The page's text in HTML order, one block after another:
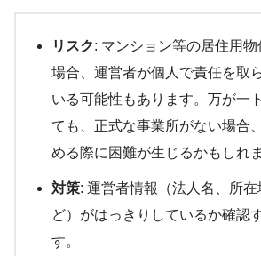
リスク: マンション等の居住用
場合、運営者が個人で責任を取
いる可能性もあります。万が一
ても、正式な事業所がない場合
める際に困難が生じるかもしれ
対策: 運営者情報（法人名、所
ど）がはっきりしているか確認
す。